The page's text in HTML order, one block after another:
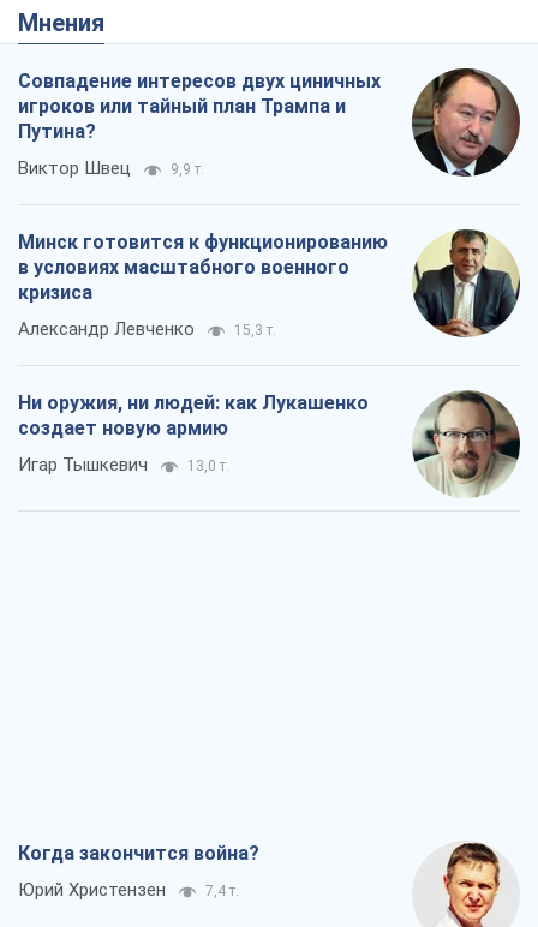
Мнения
Совпадение интересов двух циничных
игроков или тайный план Трампа и
Путина?
Виктор Швец 9,9 т.
Минск готовится к функционированию
в условиях масштабного военного
кризиса
Александр Левченко 15,3 т.
Ни оружия, ни людей: как Лукашенко
создает новую армию
Игар Тышкевич 13,0 т.
Когда закончится война?
Юрий Христензен 7,4 т.